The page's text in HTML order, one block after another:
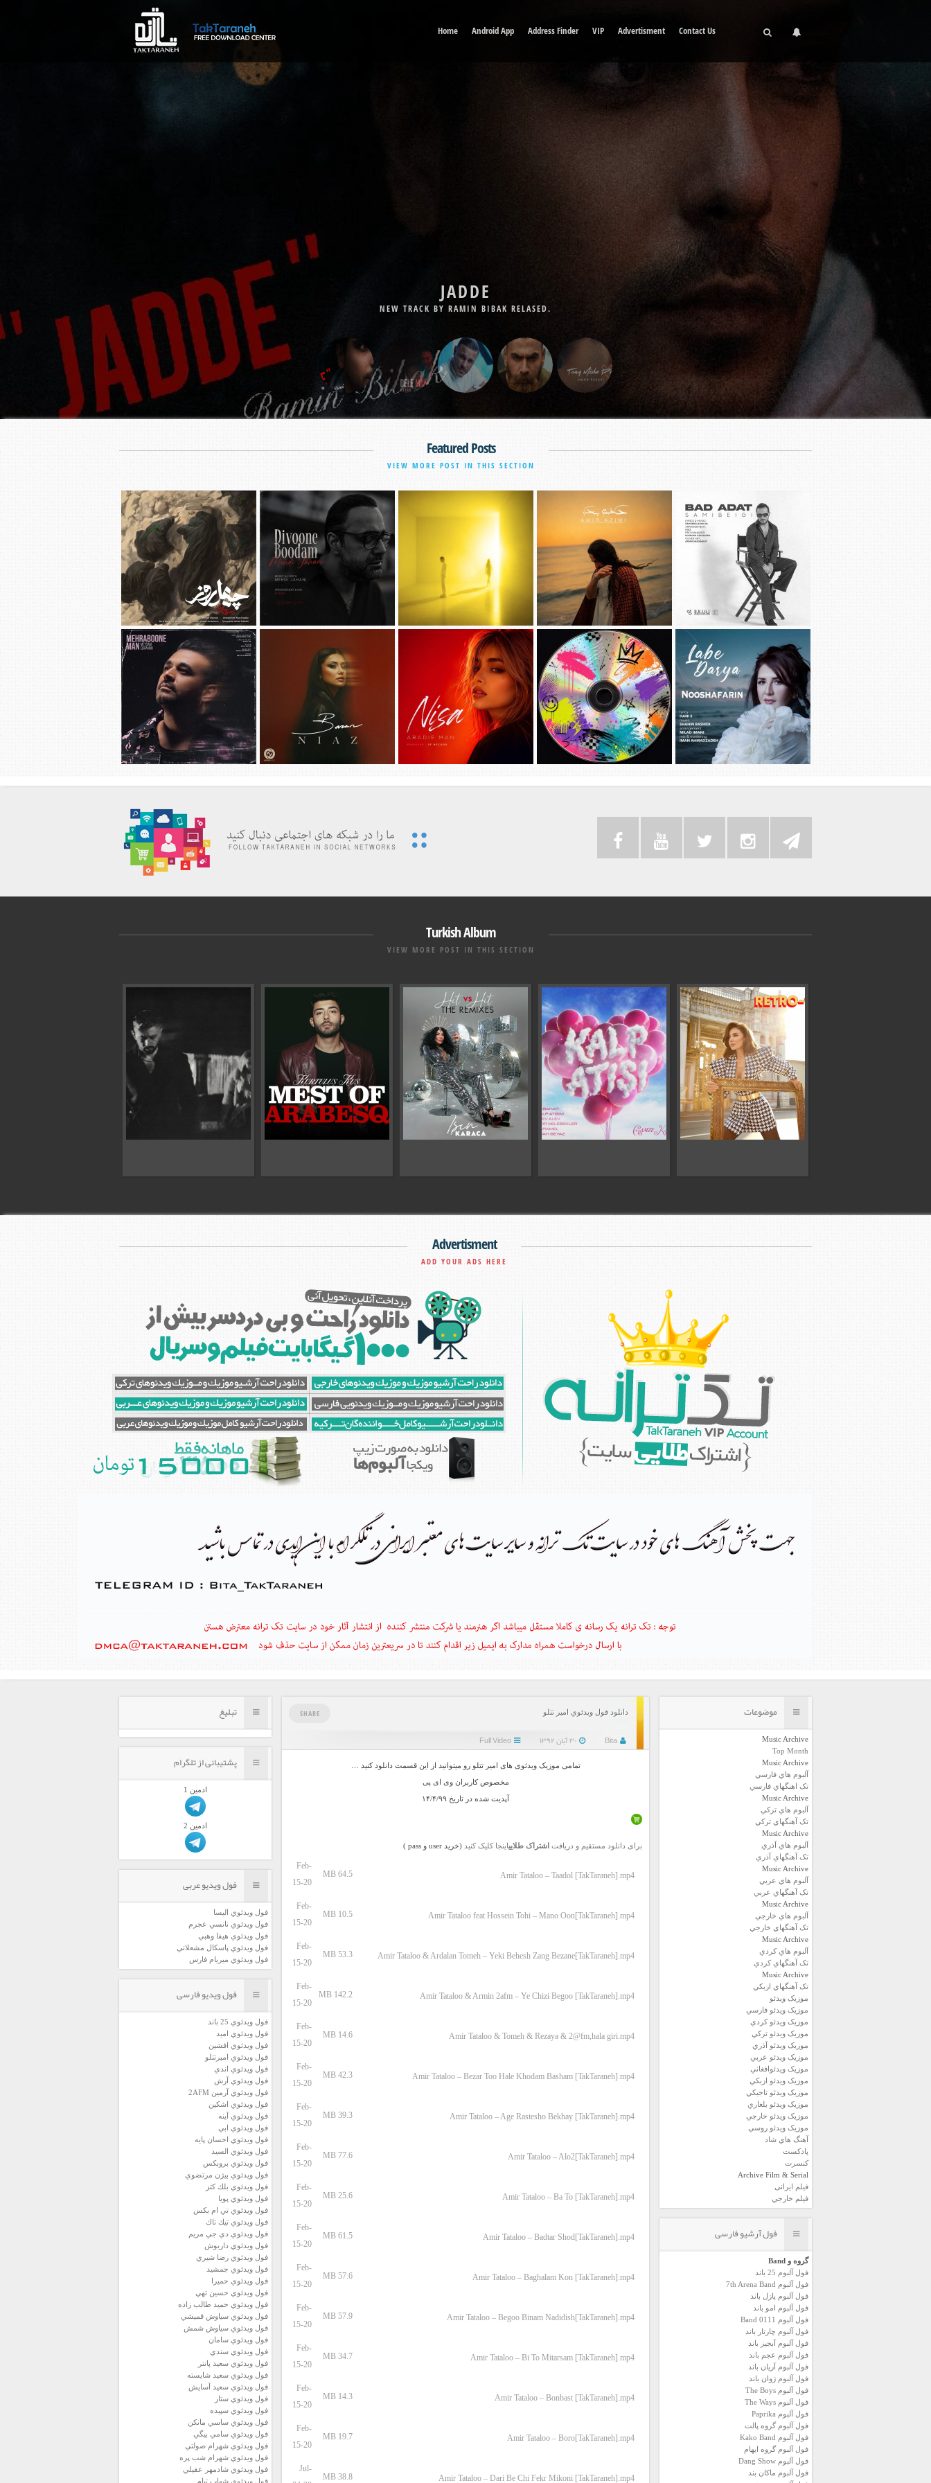
Home Android App Address Finder VIP Advertisment Contact Us
DELE MAN
NEW TRACK BY BABAK JAHANBAKHSH RELASED.
Featured Posts
VIEW MORE POST IN THIS SECTION
دانلود آهنگ جديد محسن چاوشی به نام
چهل روز
دانلود آهنگ جديد مهدی جهانی به نام
دیوونه بودم
دانلود آهنگ جديد سیجل و سوگند به نام
وقتی رفت
دانلود آهنگ جديد امیر عظیمی به نام
دختر بندر
دانلود آهنگ جديد سامی بیگی به نام بد
عادت
مهربون من
Turkish Album
VIEW MORE POST IN THIS SECTION
Advertisment
ADD YOUR ADS HERE
موضوعات
Music Archive
Top Month
Music Archive
آلبوم هاي فارسي
تک اهنگهاي فارسي
Music Archive
آلبوم هاي ترکي
تک آهنگهاي ترکي
Music Archive
آلبوم هاي آذري
تک آهنگهاي آذري
Music Archive
آلبوم هاي عربي
تک آهنگهاي عربي
Music Archive
آلبوم هاي خارجي
تک آهنگهاي خارجي
Music Archive
آلبوم هاي کردي
تک آهنگهاي کردي
Music Archive
تک آهنگهاي ازبکي
موزيک ويدئو
موزيک ويدئو فارسي
موزيک ويدئو كردي
موزيک ويدئو تركي
موزيک ويدئو آذري
موزيک ويدئو عربي
موزيک ويدئوافغاني
موزيک ويدئو ازبكي
موزيک ويدئو تاجيكي
موزيک ويدئو بلغاري
موزيک ويدئو خارجي
موزيک ويدئو روسي
آهنگ هاي شاد
پادكست
كنسرت
Archive Film & Serial
فیلم ایرانی
فیلم خارجي
فول آرشیو فارسی
گروه و Band
فول آلبوم 25 باند
فول آلبوم 7th Arena Band
فول آلبوم پازل باند
فول آلبوم امو باند
فول آلبوم 0111 Band
فول آلبوم چارتار باند
فول آلبوم آبجيز باند
فول آلبوم عجم باند
فول آلبوم آريان باند
فول آلبوم ژوان باند
فول آلبوم The Boys
فول آلبوم The Ways
فول آلبوم Paprika
فول آلبوم گروه پالت
فول آلبوم Kako Band
فول آلبوم گروه ایهام
فول آلبوم Dang Show
فول آلبوم ماکان بند
دانلود فول ويدئوي امیر تتلو
Bita ۳۰ آبان ۱۳۹۲ Full Video
SHARE
تمامی موزیک ویدئوی های امیر تتلو رو میتوانید از این قسمت دانلود کنید …
مخصوص کاربران وی ای پی
آپدیت شده در تاریخ ۱۴/۴/۹۹
برای دانلود مستقیم و دریافت اشتراک طلاییاینجا کلیک کنید (خرید user و pass )
Amir Tataloo – Taadol [TakTaraneh].mp4
64.5 MB
Feb-
15-20
Amir Tataloo feat Hossein Tohi – Mano Oon[TakTaraneh].mp4
10.5 MB
Feb-
15-20
Amir Tataloo & Ardalan Tomeh – Yeki Behesh Zang Bezane[TakTaraneh].mp4
53.3 MB
Feb-
15-20
Amir Tataloo & Armin 2afm – Ye Chizi Begoo [TakTaraneh].mp4
142.2 MB
Feb-
15-20
Amir Tataloo & Tomeh & Rezaya & 2@fm,hala giri.mp4
14.6 MB
Feb-
15-20
Amir Tataloo – Bezar Too Hale Khodam Basham [TakTaraneh].mp4
42.3 MB
Feb-
15-20
Amir Tataloo – Age Rastesho Bekhay [TakTaraneh].mp4
39.3 MB
Feb-
15-20
Amir Tataloo – Alo2[TakTaraneh].mp4
77.6 MB
Feb-
15-20
Amir Tataloo – Ba To [TakTaraneh].mp4
25.6 MB
Feb-
15-20
Amir Tataloo – Badtar Shod[TakTaraneh].mp4
61.5 MB
Feb-
15-20
Amir Tataloo – Baghalam Kon [TakTaraneh].mp4
57.6 MB
Feb-
15-20
Amir Tataloo – Begoo Binam Nadidish[TakTaraneh].mp4
57.9 MB
Feb-
15-20
Amir Tataloo – Bi To Mitarsam [TakTaraneh].mp4
34.7 MB
Feb-
15-20
Amir Tataloo – Bonbast [TakTaraneh].mp4
14.3 MB
Feb-
15-20
Amir Tataloo – Boro[TakTaraneh].mp4
19.7 MB
Feb-
15-20
Amir Tataloo – Dari Be Chi Fekr Mikoni [TakTaraneh].mp4
38.8 MB
Jul-
تبلیغ
پشتیبانی از تلگرام
ادمين 1
ادمين 2
فول ویدیو عربی
فول ويدئوي اليسا
فول ويدئوي نانسي عجرم
فول ويدئوي هيفا وهبي
فول ويدئوي پاسكال مشعلاني
فول ويدئوي ميريام فارس
فول ویدیو فارسی
فول ويدئوي 25 باند
فول ويدئوي اميد
فول ويدئوي افشين
فول ويدئوي اميرتتلو
فول ويدئوي اندي
فول ويدئوي آرش
فول ويدئوي آرمين 2AFM
فول ويدئوي اشكين
فول ويدئوي آينه
فول ويدئوي ابي
فول ويدئوي احسان پايه
فول ويدئوي السيد
فول ويدئوي بروبكس
فول ويدئوي بيژن مرتضوي
فول ويدئوي بلك كتز
فول ويدئوي پويا
فول ويدئوي تي ام بكس
فول ويدئوي تيك تاك
فول ويدئوي دي جي مريم
فول ويدئوي داريوش
فول ويدئوي رضا شيري
فول ويدئوي جمشيد
فول ويدئوي حميرا
فول ويدئوي حسين تهي
فول ويدئوي حميد طالب زاده
فول ويدئوي سياوش قميشي
فول ويدئوي سياوش شمش
فول ويدئوي سامان
فول ويدئوي سندي
فول ويدئوي سعيد پانتر
فول ويدئوي سعيد شايسته
فول ويدئوي سعيد آسايش
فول ويدئوي ستار
فول ويدئوي سپيده
فول ويدئوي ساسي مانكن
فول ويدئوي سامي بيگي
فول ويدئوي شهرام صولتي
فول ويدئوي شهرام شب پره
فول ويدئوي شادمهر عقيلي
فول ويدئوي شهاب تيام